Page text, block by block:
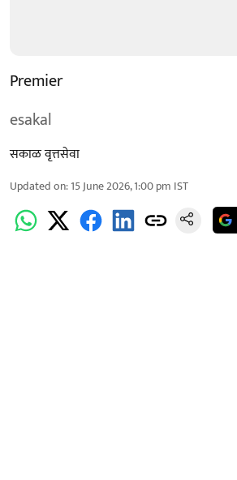
Premier
esakal
सकाळ वृत्तसेवा
Updated on:15 June 2026, 1:00 pm IST